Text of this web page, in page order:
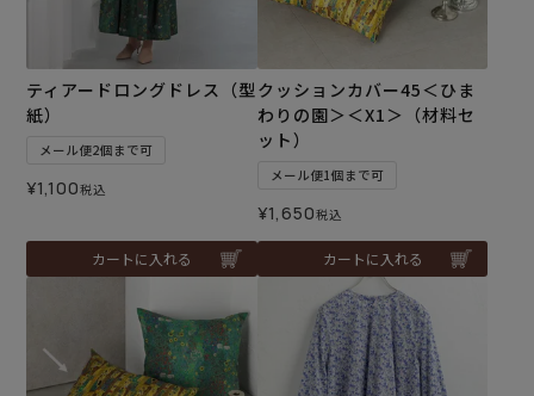
ティアードロングドレス（型
紙）
メール便2個まで可
¥1,100税込
カートに入れる
クッションカバー45＜ひま
わりの園＞＜X1＞（材料セ
ット）
メール便1個まで可
¥1,650税込
カートに入れる